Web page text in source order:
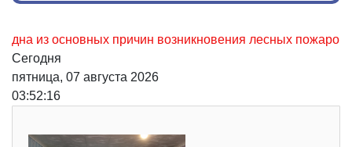
основных причин возникновения лесных пожаров, не
Сегодня
пятница, 07 августа 2026
03:52:17